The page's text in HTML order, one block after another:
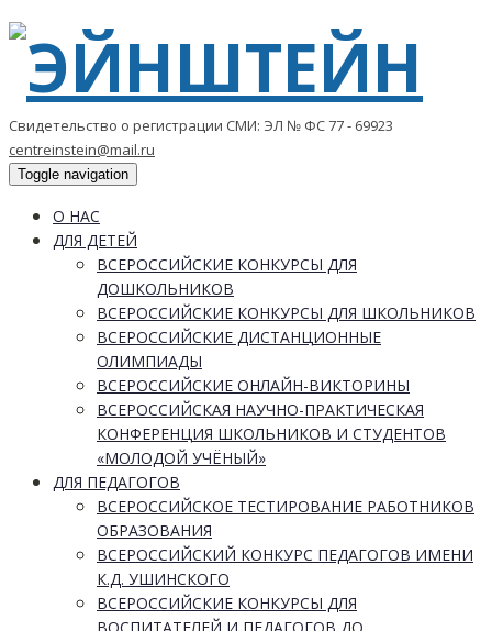
Свидетельство о регистрации СМИ: ЭЛ № ФС 77 - 69923
centreinstein@mail.ru
Toggle navigation
О НАС
ДЛЯ ДЕТЕЙ
ВСЕРОССИЙСКИЕ КОНКУРСЫ ДЛЯ
ДОШКОЛЬНИКОВ
ВСЕРОССИЙСКИЕ КОНКУРСЫ ДЛЯ ШКОЛЬНИКОВ
ВСЕРОССИЙСКИЕ ДИСТАНЦИОННЫЕ
ОЛИМПИАДЫ
ВСЕРОССИЙСКИЕ ОНЛАЙН-ВИКТОРИНЫ
ВСЕРОССИЙСКАЯ НАУЧНО-ПРАКТИЧЕСКАЯ
КОНФЕРЕНЦИЯ ШКОЛЬНИКОВ И СТУДЕНТОВ
«МОЛОДОЙ УЧЁНЫЙ»
ДЛЯ ПЕДАГОГОВ
ВСЕРОССИЙСКОЕ ТЕСТИРОВАНИЕ РАБОТНИКОВ
ОБРАЗОВАНИЯ
ВСЕРОССИЙСКИЙ КОНКУРС ПЕДАГОГОВ ИМЕНИ
К.Д. УШИНСКОГО
ВСЕРОССИЙСКИЕ КОНКУРСЫ ДЛЯ